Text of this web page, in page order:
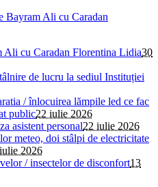
Ali cu Caradan Florentina Lidia30
de lucru la sediul Instituției
/ înlocuirea lămpile led ce fac
public22 iulie 2026
asistent personal22 iulie 2026
meteo, doi stâlpi de electricitate
2026
/ insectelor de disconfort13